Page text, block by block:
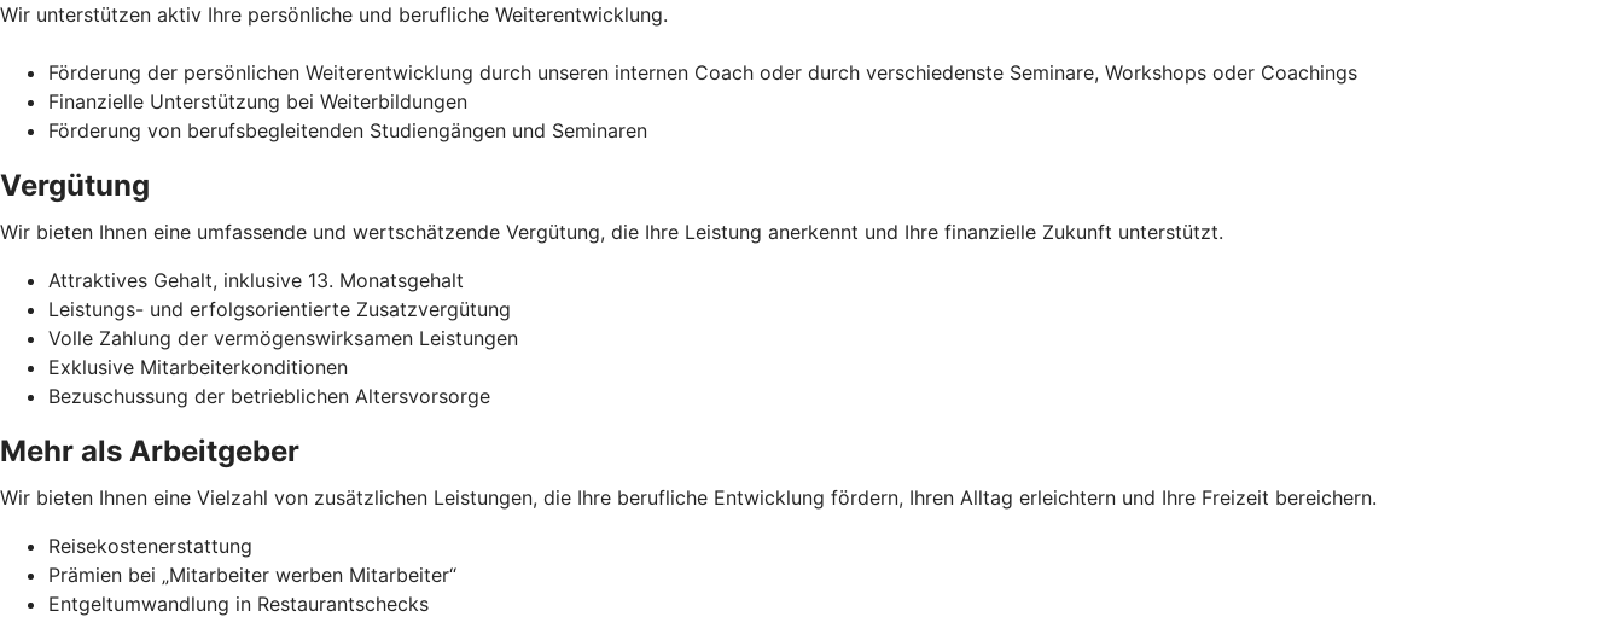
Wir unterstützen aktiv Ihre persönliche und berufliche Weiterentwicklung.
Förderung der persönlichen Weiterentwicklung durch unseren internen Coach oder durch verschiedenste Seminare, Workshops oder Coachings
Finanzielle Unterstützung bei Weiterbildungen
Förderung von berufsbegleitenden Studiengängen und Seminaren
Vergütung
Wir bieten Ihnen eine umfassende und wertschätzende Vergütung, die Ihre Leistung anerkennt und Ihre finanzielle Zukunft unterstützt.
Attraktives Gehalt, inklusive 13. Monatsgehalt
Leistungs- und erfolgsorientierte Zusatzvergütung
Volle Zahlung der vermögenswirksamen Leistungen
Exklusive Mitarbeiterkonditionen
Bezuschussung der betrieblichen Altersvorsorge
Mehr als Arbeitgeber
Wir bieten Ihnen eine Vielzahl von zusätzlichen Leistungen, die Ihre berufliche Entwicklung fördern, Ihren Alltag erleichtern und Ihre Freizeit bereichern.
Reisekostenerstattung
Prämien bei „Mitarbeiter werben Mitarbeiter“
Entgeltumwandlung in Restaurantschecks